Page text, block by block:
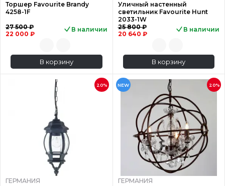
Торшер Favourite Brandy
4258-1F
27 500 ₽
22 000 ₽
В наличии
В корзину
Уличный настенный
светильник Favourite Hunt
2033-1W
25 800 ₽
20 640 ₽
В наличии
В корзину
20%
ГЕРМАНИЯ
NEW 20%
ГЕРМАНИЯ